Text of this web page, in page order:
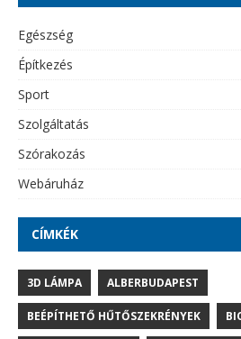
Egészség
Építkezés
Sport
Szolgáltatás
Szórakozás
Webáruház
CÍMKÉK
3D LÁMPA ALBERBUDAPEST
BEÉPÍTHETŐ HŰTŐSZEKRÉNYEK